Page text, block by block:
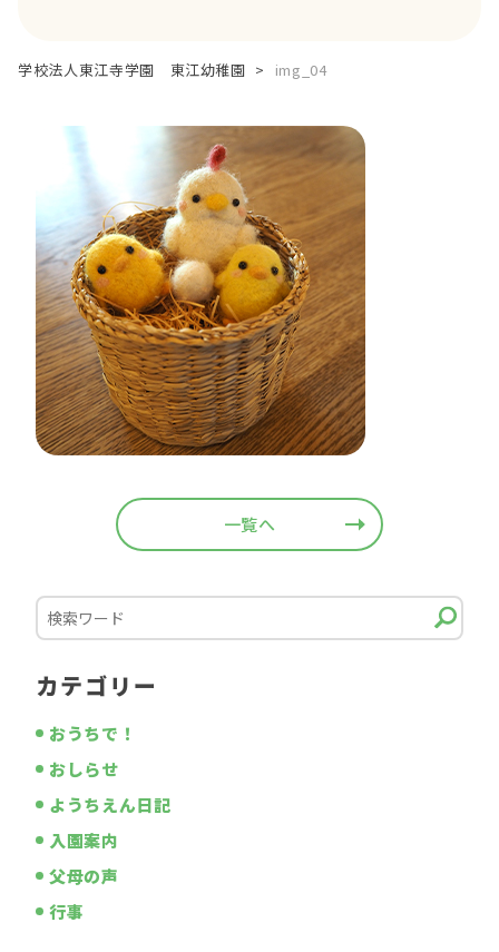
学校法人東江寺学園 東江幼稚園 > img_04
一覧へ
カテゴリー
おうちで！
おしらせ
ようちえん日記
入園案内
父母の声
行事